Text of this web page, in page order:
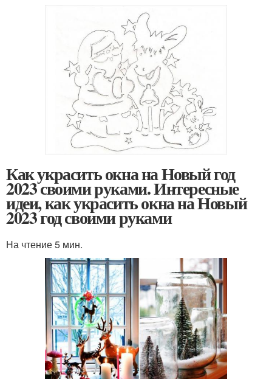
Как украсить окна на Новый год
2023 своими руками. Интересные
идеи, как украсить окна на Новый
2023 год своими руками
На чтение 5 мин.